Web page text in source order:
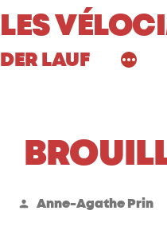
Aller
LES
DER LAUF
Publié
Anne-Agathe Prin